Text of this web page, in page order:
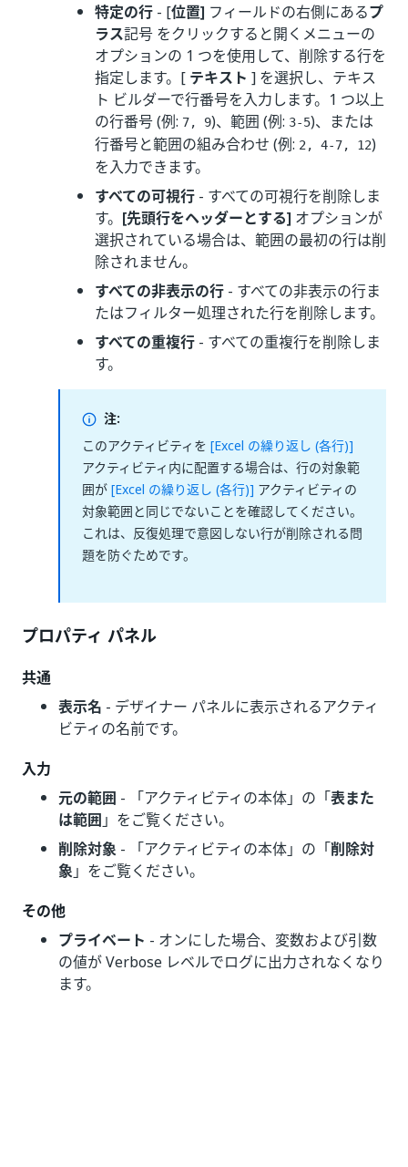
特定の行 - [位置] フィールドの右側にあるプ
ラス記号 をクリックすると開くメニューの
オプションの 1 つを使用して、削除する行を
指定します。[ テキスト ] を選択し、テキス
ト ビルダーで行番号を入力します。1 つ以上
の行番号 (例: 7, 9)、範囲 (例: 3-5)、または
行番号と範囲の組み合わせ (例: 2, 4-7, 12)
を入力できます。
すべての可視行 - すべての可視行を削除しま
す。 [先頭行をヘッダーとする] オプションが
選択されている場合は、範囲の最初の行は削
除されません。
すべての非表示の行 - すべての非表示の行ま
たはフィルター処理された行を削除します。
すべての重複行 - すべての重複行を削除しま
す。
注:
このアクティビティを [Excel の繰り返し (各行)]
アクティビティ内に配置する場合は、行の対象範
囲が[Excel の繰り返し (各行)] アクティビティの
対象範囲と同じでないことを確認してください。
これは、反復処理で意図しない行が削除される問
題を防ぐためです。
プロパティ パネル
共通
表示名 - デザイナー パネルに表示されるアクティ
ビティの名前です。
入力
元の範囲 - 「アクティビティの本体」の「表また
は範囲 」をご覧ください。
削除対象 - 「アクティビティの本体」の「削除対
象 」をご覧ください。
その他
プライベート - オンにした場合、変数および引数
の値が Verbose レベルでログに出力されなくなり
ます。